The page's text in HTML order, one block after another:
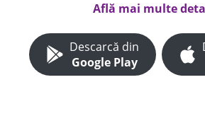
Află mai multe
Descarcă din
Google Play